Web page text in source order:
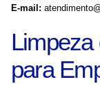
E-mail:
Limpeza
para